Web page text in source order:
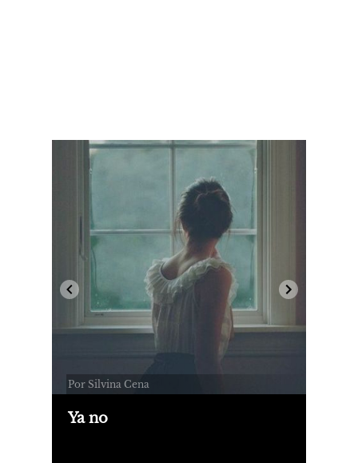
Por Silvina Cena
Ya no